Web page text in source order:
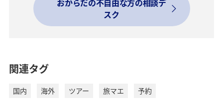
スク
関連タグ
国内 海外 ツアー 旅マエ
予約